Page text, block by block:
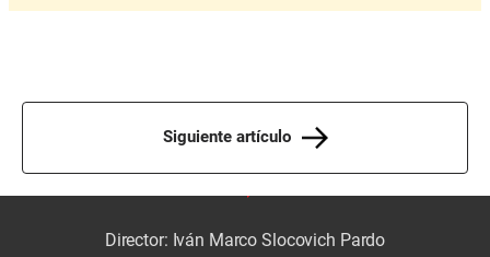
Siguiente artículo
Director: Iván Marco Slocovich Pardo